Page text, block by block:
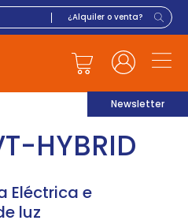
Newsletter
HYBRID
Eléctrica e
luz